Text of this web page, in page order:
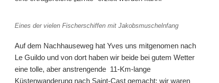
Eines der vielen Fischerschiffen mit Jakobsmuschelnfang
Auf dem Nachhauseweg hat Yves uns mitgenomen nach
Le Guildo und von dort haben wir beide bei gutem Wetter
eine tolle, aber anstrengende 11-Km-lange
Küstenwanderung nach Saint-Cast gemacht; wir waren